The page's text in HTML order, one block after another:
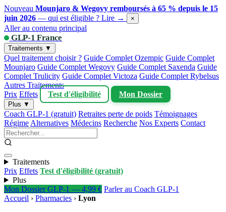
Nouveau Mounjaro & Wegovy remboursés à 65 % depuis le 15
juin 2026 — qui est éligible ? Lire → ×
Aller au contenu principal
GLP-1 France
Traitements ▼
Quel traitement choisir ? Guide Complet Ozempic Guide Complet
Mounjaro Guide Complet Wegovy Guide Complet Saxenda Guide
Complet Trulicity Guide Complet Victoza Guide Complet Rybelsus
Autres Traitements
Prix Effets Test d'éligibilité Mon Dossier
Plus ▼
Coach GLP-1 (gratuit) Retraites perte de poids Témoignages
Régime Alternatives Médecins Recherche Nos Experts Contact
Traitements
Prix Effets Test d'éligibilité (gratuit)
Plus
Mon Dossier GLP-1 — 4,99 € Parler au Coach GLP-1
Accueil › Pharmacies › Lyon